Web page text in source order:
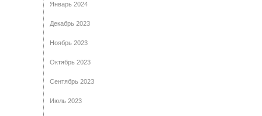
Январь 2024
Декабрь 2023
Ноябрь 2023
Октябрь 2023
Сентябрь 2023
Июль 2023